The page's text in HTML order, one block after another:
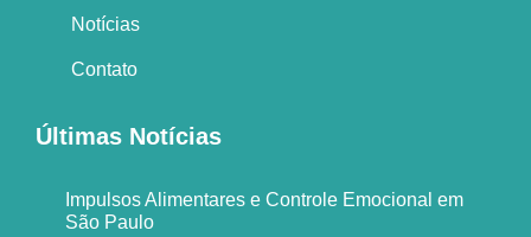
Notícias
Contato
Últimas Notícias
Impulsos Alimentares e Controle Emocional em
São Paulo